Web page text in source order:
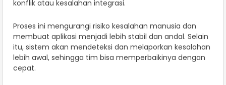
konflik atau kesalahan integrasi.
Proses ini mengurangi risiko kesalahan manusia dan
membuat aplikasi menjadi lebih stabil dan andal. Selain
itu, sistem akan mendeteksi dan melaporkan kesalahan
lebih awal, sehingga tim bisa memperbaikinya dengan
cepat.